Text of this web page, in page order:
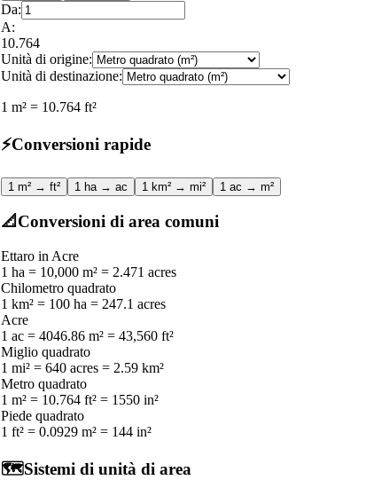
Da:
A:
10.764
Unità di origine:
Unità di destinazione:
1 m² = 10.764 ft²
⚡Conversioni rapide
1 m² → ft² 1 ha → ac 1 km² → mi² 1 ac → m²
📐Conversioni di area comuni
Ettaro in Acre
1 ha = 10,000 m² = 2.471 acres
Chilometro quadrato
1 km² = 100 ha = 247.1 acres
Acre
1 ac = 4046.86 m² = 43,560 ft²
Miglio quadrato
1 mi² = 640 acres = 2.59 km²
Metro quadrato
1 m² = 10.764 ft² = 1550 in²
Piede quadrato
1 ft² = 0.0929 m² = 144 in²
🗺️Sistemi di unità di area